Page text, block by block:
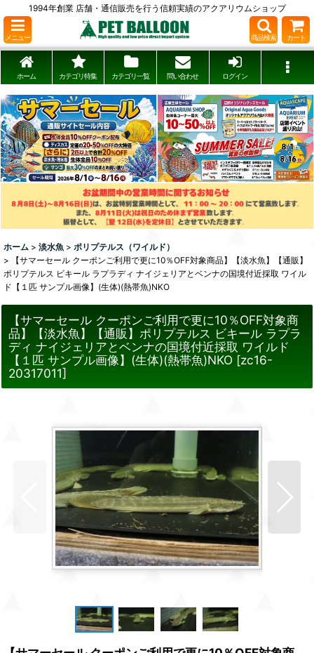
1994年創業 店舗・通信販売を行う信頼実績のアクアリウムショップ
メニュー 商品検索 カート
ホーム カテゴリ特集 カテゴリ一覧 問い合わせ ログイン
ホーム > 淡水魚 > ポリプテルス（ワイルド）
>
【サマーセール クーポンご利用で更に10％OFF対象商品】【淡水魚】【通販】
ポリプテルス ビキール ラプラディ ナイジェリアとベンナの国境付近採取 ワイル
ド【１匹 サンプル画像】(生体)(熱帯魚)NKO
【サマーセール クーポンご利用で更に10％OFF対象商
品】【淡水魚】【通販】ポリプテルス ビキール ラプラ
ディ ナイジェリアとベンナの国境付近採取 ワイルド
【１匹 サンプル画像】(生体)(熱帯魚)NKO [zc16-
20317011]